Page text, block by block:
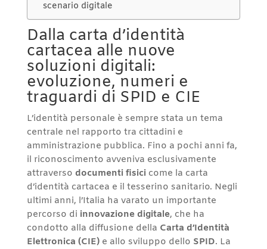
scenario digitale
Dalla carta d’identità
cartacea alle nuove
soluzioni digitali:
evoluzione, numeri e
traguardi di SPID e CIE
L’identità personale è sempre stata un tema
centrale nel rapporto tra cittadini e
amministrazione pubblica. Fino a pochi anni fa,
il riconoscimento avveniva esclusivamente
attraverso documenti fisicicome la carta
d’identità cartacea e il tesserino sanitario. Negli
ultimi anni, l’Italia ha varato un importante
percorso di innovazione digitale, che ha
condotto alla diffusione della Carta d’Identità
Elettronica (CIE)e allo sviluppo dello SPID. La